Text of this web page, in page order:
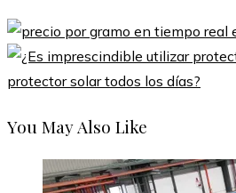
protector solar todos los días?
You May Also Like